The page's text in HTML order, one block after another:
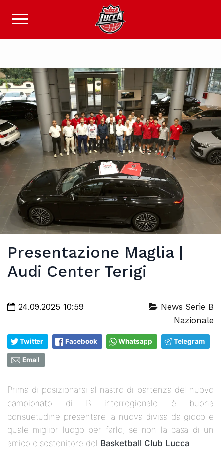
Presentazione Maglia |
Audi Center Terigi
24.09.2025 10:59
News Serie B
Nazionale
Twitter Facebook Whatsapp Telegram
Email
Prima di posizionarsi al nastro di partenza del nuovo
campionato di B interregionale è buona
consuetudine presentare la nuova divisa da gioco e
quale miglior luogo per farlo, se non la casa di un
amico e sostenitore del Basketball Club Lucca.